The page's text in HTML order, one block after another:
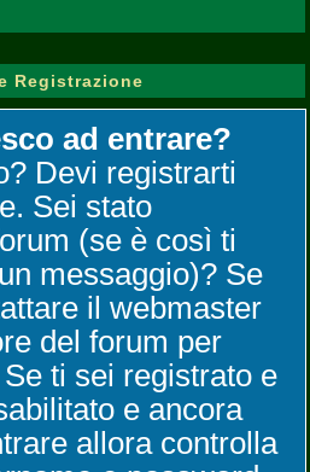
Registrazione
ad entrare?
Devi registrarti
Sei stato
(se è così ti
messaggio)? Se
il webmaster
del forum per
ti sei registrato e
e ancora
allora controlla